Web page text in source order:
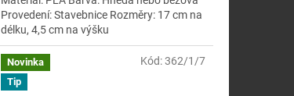
Provedení: Stavebnice Rozměry: 17 cm na
délku, 4,5 cm na výšku
Novinka
Tip
Kód:362/1/7